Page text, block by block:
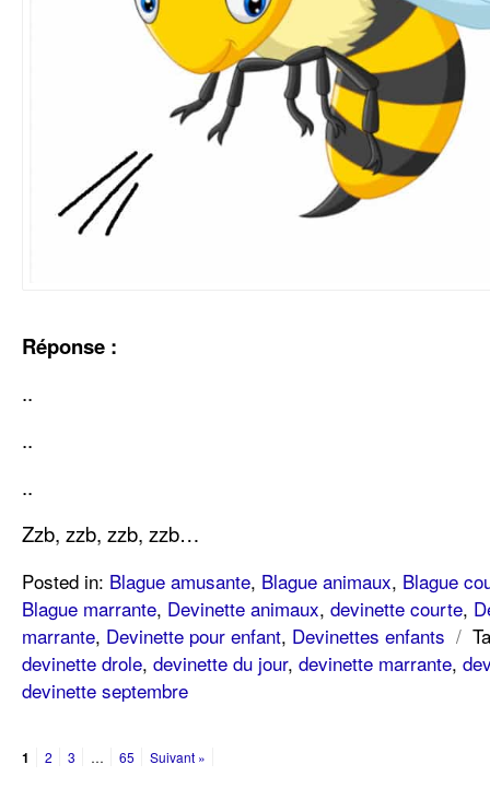
Réponse :
..
..
..
Zzb, zzb, zzb, zzb…
Posted in: Blague amusante, Blague animaux, Blague
Blague marrante, Devinette animaux, devinette courte,
marrante, Devinette pour enfant, Devinettes enfants /
devinette drole, devinette du jour, devinette marrante,
devinette septembre
1 2 3 … 65 Suivant »